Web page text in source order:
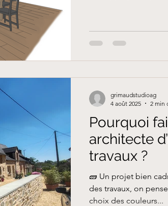
Pourquoi
architecte
travaux ?
🧱 Un projet bien
des travaux, on
choix des couleurs...
grimaudstudioag
4 août 2025
2 min